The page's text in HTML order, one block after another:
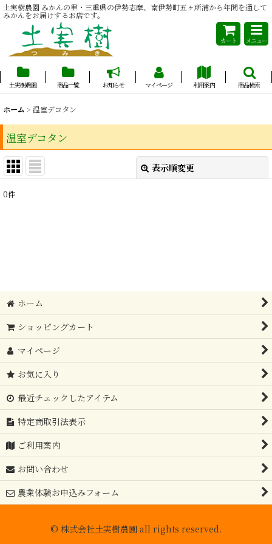
土実樹農園 みかんの里・三重県の伊勢志摩、南伊勢町五ヶ所浦から年間を通して
みかんをお届けするお店です。
カート メニュー
土実樹農園 商品一覧 お知らせ マイページ 利用案内 商品検索
ホーム > 温室デコタン
温室デコタン
表示順変更
表示数
0件
ホーム
ショッピングカート
マイページ
お気に入り
最近チェックしたアイテム
特定商取引法表示
ご利用案内
お問い合わせ
農業体験お申込みフォーム
© 株式会社土実樹農園 all rights reserved.